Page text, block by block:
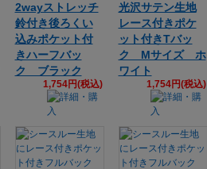
2wayストレッチ
鈴付き後ろくい
込みポケット付
きハーフバッ
ク ブラック
1,754円(税込)
光沢サテン生地
レース付きポケ
ット付きTバッ
ク Mサイズ ホ
ワイト
1,754円(税込)